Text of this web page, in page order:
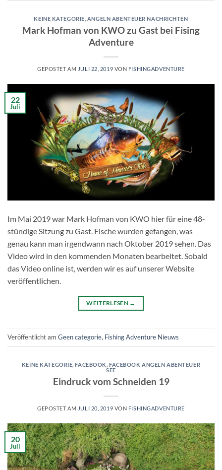
KEINE KATEGORIE ANGELN ABENTEUER NACHRICHTEN
Mark Hofman von KWO zu Gast bei Fising
Adventure
GEPOSTET AM JULI 22, 2019 VON FISHINGADVENTURE
22
Juli
Im Mai 2019 war Mark Hofman von KWO hier für eine 48-
stündige Sitzung zu Gast. Fische wurden gefangen, was
genau kann man irgendwann nach Oktober 2019 sehen. Das
Video wird in den kommenden Monaten bearbeitet. Sobald
das Video online ist, werden wir es auf unserer Website
veröffentlichen.
WEITERLESEN →
Veröffentlicht am Geen categorie, Fishing Adventure Nieuws
KEINE KATEGORIE ,FACEBOOK ,FACEBOOK ANGELN ABENTEUER
SEE
Eindruck vom Schneiden 19
GEPOSTET AM JULI 20, 2019 VON FISHINGADVENTURE
20
Juli